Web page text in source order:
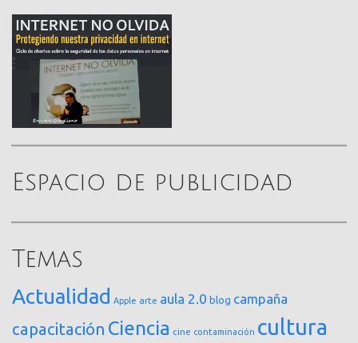
Espacio de publicidad
Temas
Actualidad Apple arte aula 2.0 blog campaña
capacitación Ciencia cine contaminación cultura